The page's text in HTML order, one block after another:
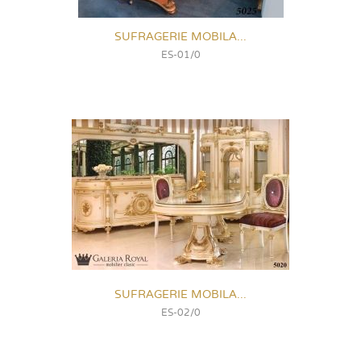
SUFRAGERIE MOBILA...
ES-01/0
SUFRAGERIE MOBILA...
ES-02/0